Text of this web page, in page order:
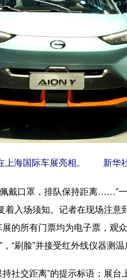
上海国际车展亮相。 新华
口罩，排队保持距离……”
入场须知。记者在现场注
的所有门票均为电子票，观
“刷脸”并接受红外线仪器测温
社交距离”的提示标语；展